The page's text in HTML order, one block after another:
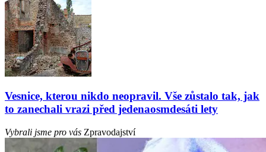
Vesnice, kterou nikdo neopravil. Vše zůstalo tak, jak
to zanechali vrazi před jedenaosmdesáti lety
Vybrali jsme pro vás Zpravodajství